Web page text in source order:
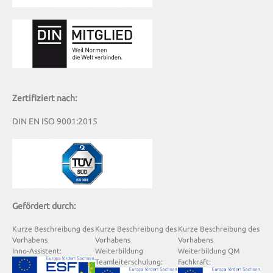
Zertifiziert nach:
DIN EN ISO 9001:2015
Gefördert durch:
Kurze Beschreibung des
Vorhabens
Inno-Assistent:
Kurze Beschreibung des
Vorhabens
Weiterbildung
Teamleiterschulung:
Kurze Beschreibung des
Vorhabens
Weiterbildung QM
Fachkraft: